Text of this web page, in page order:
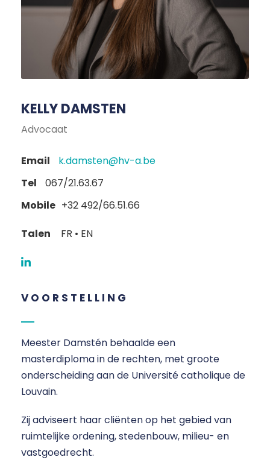
KELLY DAMSTEN
Advocaat
Email
k.damsten@hv-a.be
Tel
067/21.63.67
Mobile +32 492/66.51.66
Talen FR • EN
VOORSTELLING
Meester Damstén behaalde een
masterdiploma in de rechten, met groote
onderscheiding aan de Université catholique de
Louvain.
Zij adviseert haar cliënten op het gebied van
ruimtelijke ordening, stedenbouw, milieu- en
vastgoedrecht.